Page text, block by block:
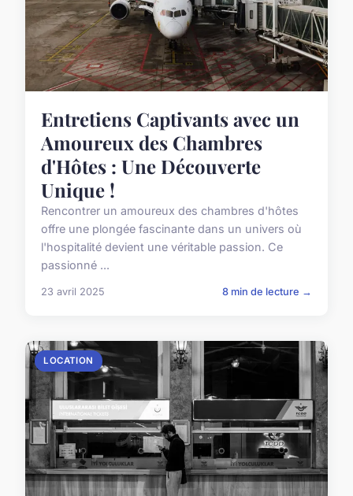
Entretiens Captivants avec un
Amoureux des Chambres
d'Hôtes : Une Découverte
Unique !
Rencontrer un amoureux des chambres d'hôtes
offre une plongée fascinante dans un univers où
l'hospitalité devient une véritable passion. Ce
passionné ...
23 avril 2025 8 min de lecture →
LOCATION